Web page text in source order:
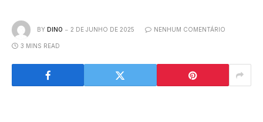
BY DINO 2 DE JUNHO DE 2025 NENHUM COMENTÁRIO
3 MINS READ